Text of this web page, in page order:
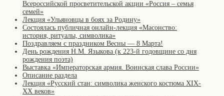
Всероссийской просветительской акции «Россия – семья
семей»
Лекция «Ульяновцы в боях за Родину»
Состоялась публичная онлайн-лекция «Масонство:
история, ритуалы, символика»
Поздравляем с праздником Весны — 8 Марта!
День рождения Н.М. Языкова (к 223-й годовщине со дня
рождения поэта)
Выставка «Императорская армия. Воинская слава России»
Описание раздела
Лекция «Русский стан: символика женского костюма XIX-
XX веков»